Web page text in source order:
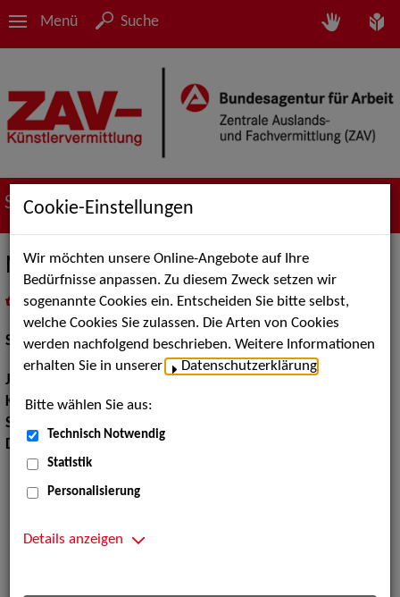
Menü Suche
Suche nach Künstler*innen
Nico Ehrenteit
als PDF speichern
inMeine Merklistelegen
Schauspiel:Bühne
Jahrgang:
Körpergröße:179 cm
Sprachen:
Dialekte:
Cookie-Einstellungen
Wir möchten unsere Online-Angebote auf Ihre
Bedürfnisse anpassen. Zu diesem Zweck setzen wir
sogenannte Cookies ein. Entscheiden Sie bitte selbst,
welche Cookies Sie zulassen. Die Arten von Cookies
werden nachfolgend beschrieben. Weitere Informationen
erhalten Sie in unserer
Datenschutzerklärung
Bitte wählen Sie aus:
Technisch Notwendig
Statistik
Personalisierung
Details anzeigen